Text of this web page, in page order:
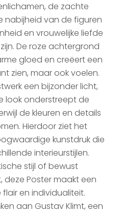
de zachte
nabijheid van de figuren
en vrouwelijke liefde
De roze achtergrond
gloed en creëert een
zien, maar ook voelen.
een bijzonder licht,
look onderstreept de
de kleuren en details
Hierdoor ziet het
kunstdruk die
interieurstijlen.
stijl of bewust
Poster maakt een
en individualiteit.
aan Gustav Klimt, een